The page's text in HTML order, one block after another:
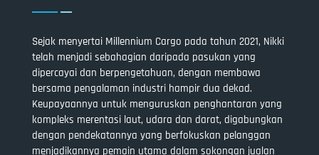
Sejak menyertai Millennium Cargo pada tahun 2021, Nikki
telah menjadi sebahagian daripada pasukan yang
dipercayai dan berpengetahuan, dengan membawa
bersama pengalaman industri hampir dua dekad.
Keupayaannya untuk menguruskan penghantaran yang
kompleks merentasi laut, udara dan darat, digabungkan
dengan pendekatannya yang berfokuskan pelanggan
menjadikannya pemain utama dalam sokongan jualan